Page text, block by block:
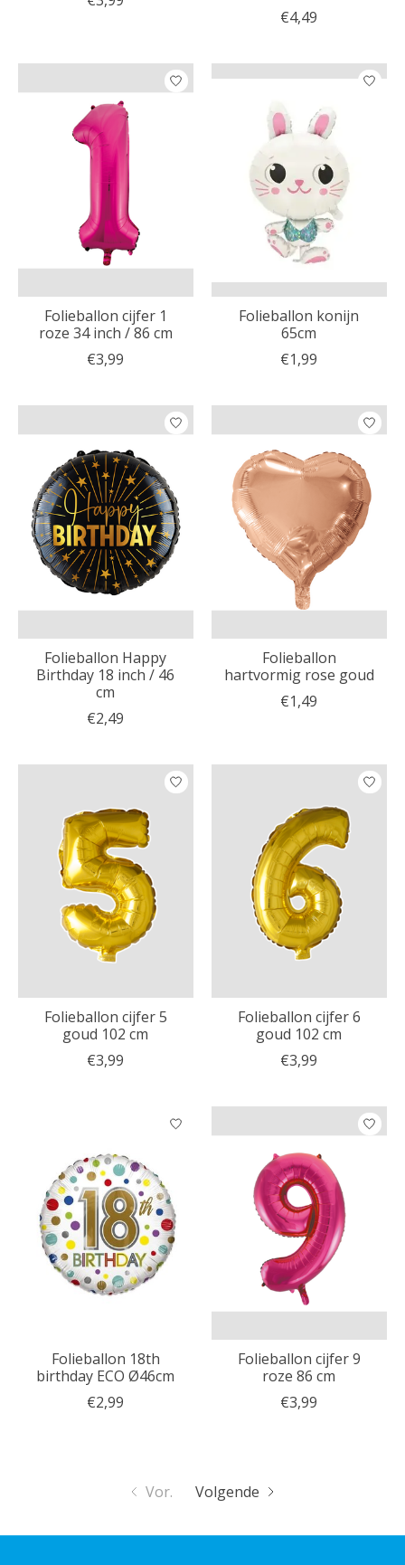
€4,49
Folieballon cijfer 1
roze 34 inch / 86 cm
€3,99
Folieballon konijn
65cm
€1,99
Folieballon Happy
Birthday 18 inch / 46
cm
€2,49
Folieballon
hartvormig rose goud
€1,49
Folieballon cijfer 5
goud 102 cm
€3,99
Folieballon cijfer 6
goud 102 cm
€3,99
Folieballon 18th
birthday ECO Ø46cm
€2,99
Folieballon cijfer 9
roze 86 cm
€3,99
Vor. Volgende